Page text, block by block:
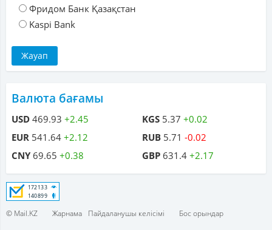
Фридом Банк Қазақстан
Kaspi Bank
Валюта бағамы
USD 469.93 +2.45
EUR 541.64 +2.12
CNY69.65 +0.38
KGS 5.37 +0.02
RUB 5.71 -0.02
GBP 631.4 +2.17
© Mail.KZ Жарнама Пайдаланушы келісімі
Бос орындар